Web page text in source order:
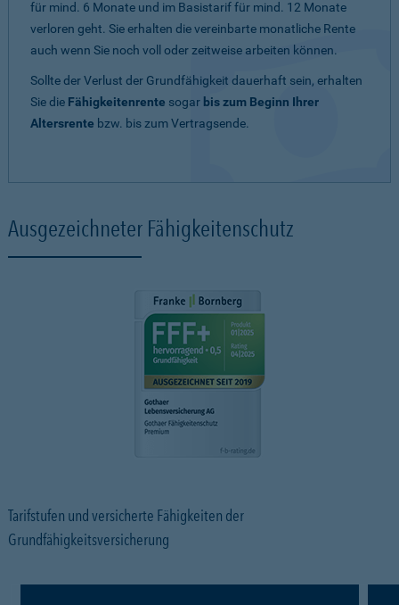
für mind. 6 Monate und im Basistarif für mind. 12 Monate
verloren geht. Sie erhalten die vereinbarte monatliche Rente
auch wenn Sie noch voll oder zeitweise arbeiten können.
Sollte der Verlust der Grundfähigkeit dauerhaft sein, erhalten
Sie die Fähigkeitenrente sogar bis zum Beginn Ihrer
Altersrente bzw. bis zum Vertragsende.
Ausgezeichneter Fähigkeitenschutz
Tarifstufen und versicherte Fähigkeiten der
Grundfähigkeitsversicherung